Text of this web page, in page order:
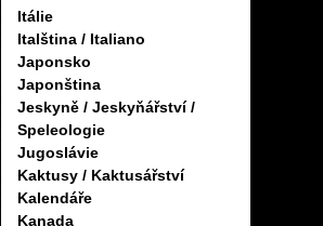
Itálie
Italština / Italiano
Japonsko
Japonština
Jeskyně / Jeskyňářství /
Speleologie
Jugoslávie
Kaktusy / Kaktusářství
Kalendáře
Kanada